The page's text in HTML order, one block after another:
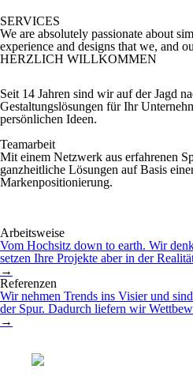
SERVICES
We are absolutely passionate about
experience and designs that we, and
HERZLICH WILLKOMMEN
Seit 14 Jahren sind wir auf der Jagd
Gestaltungslösungen für Ihr
persönlichen Ideen.
Teamarbeit
Mit einem Netzwerk aus erfahrenen
ganzheitliche Lösungen auf Basis
Markenpositionierung.
Arbeitsweise
Vom Hochsitz down to earth. Wir
setzen Ihre Projekte aber in der
→
Referenzen
Wir nehmen Trends ins Visier und
der Spur. Dadurch liefern wir
→